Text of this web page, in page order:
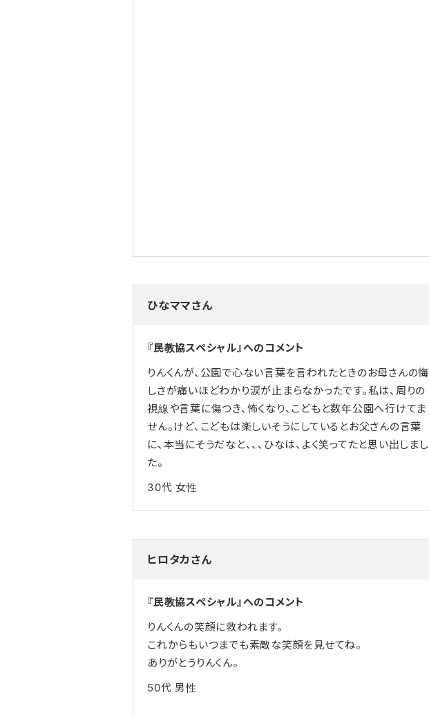
ひなママさん
『民教協スペシャル』へのコメント
りんくんが、公園で心ない言葉を言われたときのお母さんの悔
しさが痛いほどわかり涙が止まらなかったです。私は、周りの
視線や言葉に傷つき、怖くなり、こどもと数年公園へ行けてま
せん。けど、こどもは楽しいそうにしているとお父さんの言葉
に、本当にそうだなと、、、ひなは、よく笑ってたと思い出しまし
た。
30代 女性
ヒロタカさん
『民教協スペシャル』へのコメント
りんくんの笑顔に救われます。
これからもいつまでも素敵な笑顔を見せてね。
ありがとうりんくん。
50代 男性